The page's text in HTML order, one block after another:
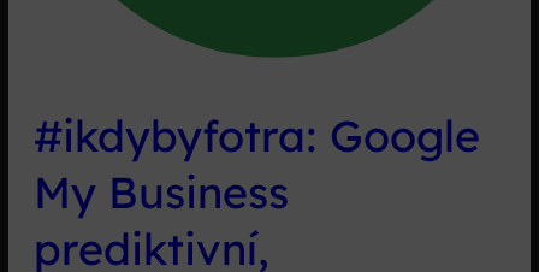
#ikdybyfotra: Google
My Business
prediktivní,